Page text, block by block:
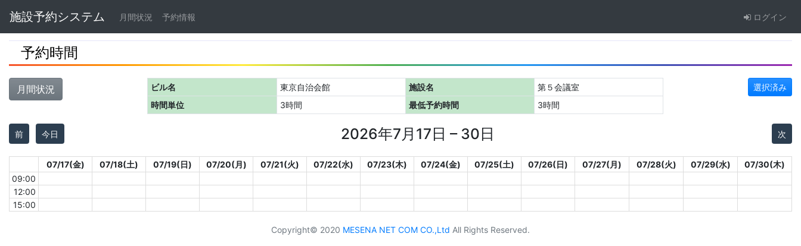
Navbar
施設予約システム 月間状況 予約情報 ログイン
予約時間
月間状況 ビル名 東京自治会館 施設名
第５会議室
時間単位
3時間 最低予約時間 3時間
選択済み
前 今日 2026年7月17日 – 30日 次
07/17(金) 07/18(土) 07/19(日) 07/20(月) 07/21(火) 07/22(水) 07/23(木) 07/24(金) 07/25(土) 07/26(日) 07/27(月) 07/28(火) 07/29(水)
07/30(木)
09:00
12:00
15:00
Copyright© 2020 MESENA NET COM CO.,Ltd All Rights Reserved.